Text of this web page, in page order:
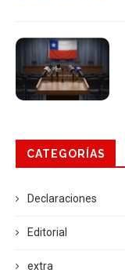
CATEGORÍAS
Declaraciones
Editorial
extra